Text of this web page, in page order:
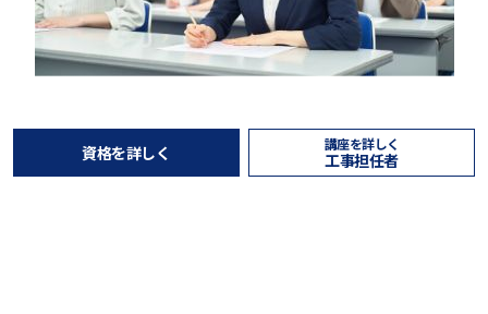
資格を詳しく 講座を詳しく
工事担任者